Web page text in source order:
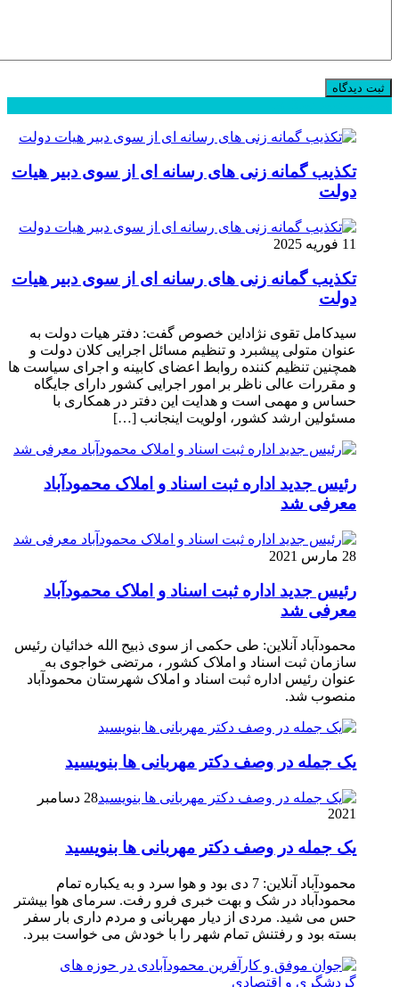
تکذیب گمانه زنی های رسانه ای از سوی دبیر هیات
دولت
11 فوریه 2025
تکذیب گمانه زنی های رسانه ای از سوی دبیر هیات
دولت
سیدکامل تقوی نژاداین خصوص گفت: دفتر هیات دولت به
عنوان متولی پیشبرد و تنظیم مسائل اجرایی کلان دولت و
همچنین تنظیم کننده روابط اعضای کابینه و اجرای سیاست ها
و مقررات عالی ناظر بر امور اجرایی کشور دارای جایگاه
حساس و مهمی است و هدایت این دفتر در همکاری با
مسئولین ارشد کشور، اولویت اینجانب […]
رئیس جدید اداره ثبت اسناد و املاک محمودآباد
معرفی شد
28 مارس 2021
رئیس جدید اداره ثبت اسناد و املاک محمودآباد
معرفی شد
محمودآباد آنلاین: طی حکمی از سوی ذبیح الله خدائیان رئیس
سازمان ثبت اسناد و املاک کشور ، مرتضی خواجوی به
عنوان رئیس اداره ثبت اسناد و املاک شهرستان محمودآباد
منصوب شد.
یک جمله در وصف دکتر مهربانی ها بنویسید
28 دسامبر
2021
یک جمله در وصف دکتر مهربانی ها بنویسید
محمودآباد آنلاین: 7 دی بود و هوا سرد و به یکباره تمام
محمودآباد در شک و بهت خبری فرو رفت. سرمای هوا بیشتر
حس می شید. مردی از دیار مهربانی و مردم داری بار سفر
بسته بود و رفتنش تمام شهر را با خودش می خواست ببرد.